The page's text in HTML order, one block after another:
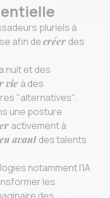
pluriels à
afin decréer des
nuit et des
vie à des
"alternatives".
une posture
activement à
avantdes talents
notamment l'IA
les